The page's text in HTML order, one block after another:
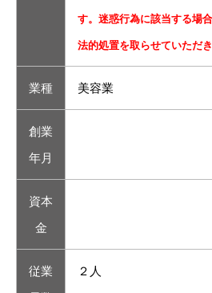
す。迷惑行為に該当する場
法的処置を取らせていただき
業種 美容業
創業
年月
資本
金
従業
２人